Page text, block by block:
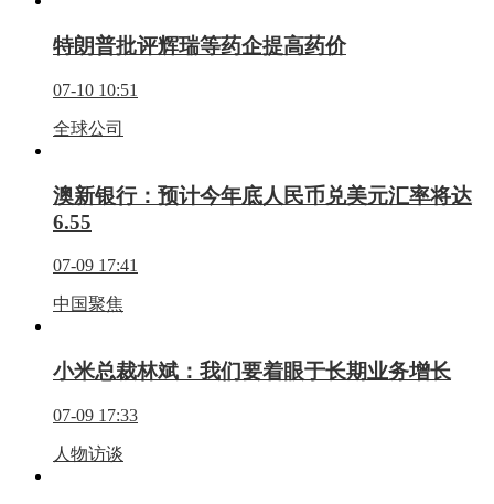
特朗普批评辉瑞等药企提高药价
07-10 10:51
全球公司
澳新银行：预计今年底人民币兑美元汇率将达
6.55
07-09 17:41
中国聚焦
小米总裁林斌：我们要着眼于长期业务增长
07-09 17:33
人物访谈